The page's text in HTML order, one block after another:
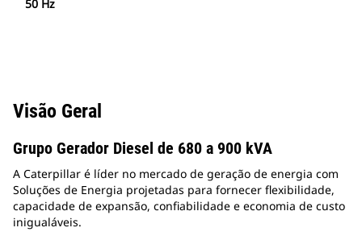
50 Hz
Visão Geral
Grupo Gerador Diesel de 680 a 900 kVA
A Caterpillar é líder no mercado de geração de energia com
Soluções de Energia projetadas para fornecer flexibilidade,
capacidade de expansão, confiabilidade e economia de custo
inigualáveis.